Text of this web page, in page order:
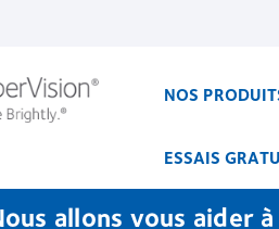
NOS
ESSAIS
allons vous aider